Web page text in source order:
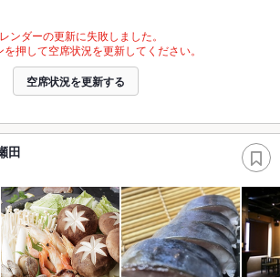
ンダーの更新に失敗しました。
押して空席状況を更新してください。
空席状況を更新する
田